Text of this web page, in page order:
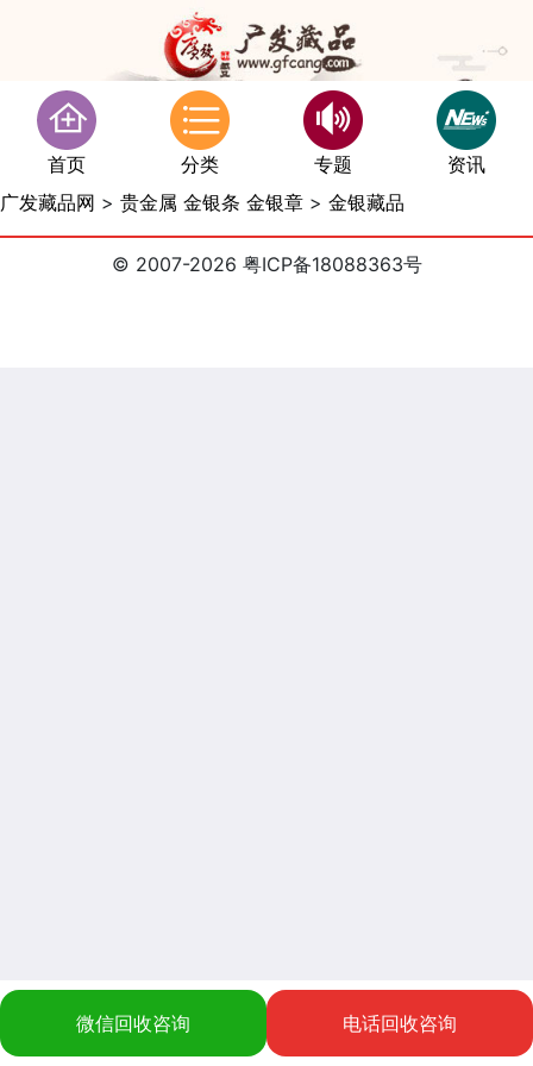
首页 分类 专题
资讯
广发藏品网 > 贵金属 金银条 金银章 > 金银藏品
© 2007-2026 粤ICP备18088363号
微信回收咨询 电话回收咨询